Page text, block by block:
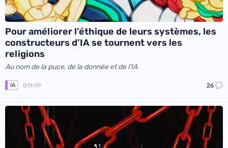
Pour améliorer l’éthique de leurs systèmes, les
constructeurs d’IA se tournent vers les
religions
Au nom de la puce, de la donnée et de l'IA
IA 09h49 26